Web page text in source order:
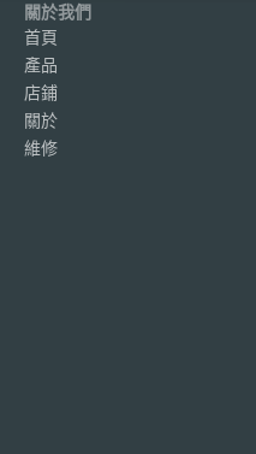
關於我們
首頁
產品
店鋪
關於
維修